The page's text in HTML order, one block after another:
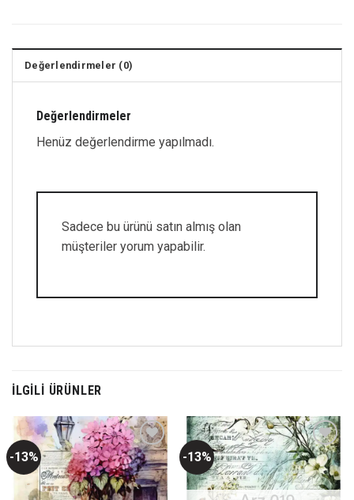
Değerlendirmeler (0)
Değerlendirmeler
Henüz değerlendirme yapılmadı.
Sadece bu ürünü satın almış olan
müşteriler yorum yapabilir.
İLGILI ÜRÜNLER
-13%
Favorilerime
Ekle
-13%
Favorilerime
Ekle